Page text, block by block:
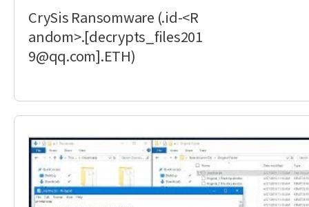
CrySis Ransomware (.id-<R
andom>.[decrypts_files201
9@qq.com].ETH)